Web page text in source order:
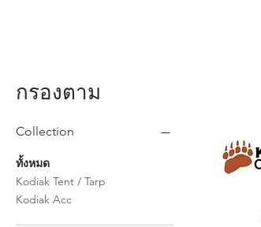
กรองตาม
Collection
ทั้งหมด
Kodiak Tent / Tarp
Kodiak Acc